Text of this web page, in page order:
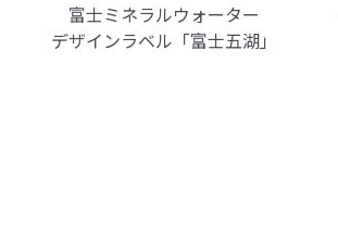
富士ミネラルウォーター
デザインラベル「富士五湖」